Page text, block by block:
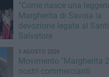
“Come nasce una
Margherita di Savoia la
devozione legata al
Salvatore
3 AGOSTO 2026
Movimento "Margherita
nostri commercianti